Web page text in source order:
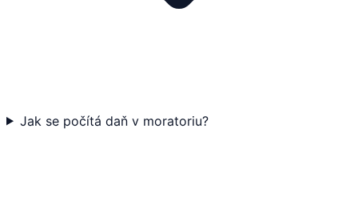
Jak se počítá daň v moratoriu?